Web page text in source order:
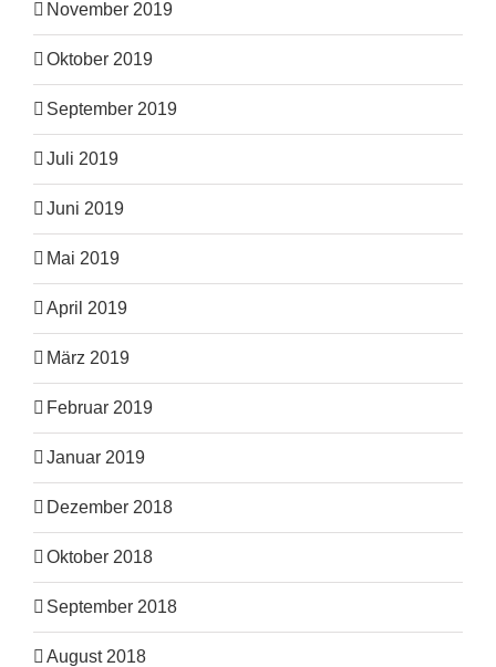
November 2019
Oktober 2019
September 2019
Juli 2019
Juni 2019
Mai 2019
April 2019
März 2019
Februar 2019
Januar 2019
Dezember 2018
Oktober 2018
September 2018
August 2018